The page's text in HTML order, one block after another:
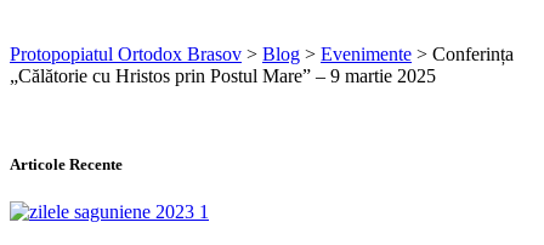
Protopopiatul Ortodox Brasov > Blog > Evenimente > Conferința
„Călătorie cu Hristos prin Postul Mare” – 9 martie 2025
Articole Recente